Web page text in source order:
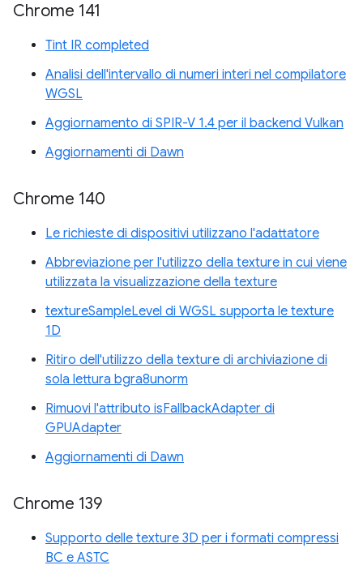
Chrome 141
Tint IR completed
Analisi dell'intervallo di numeri interi nel compilatore
WGSL
Aggiornamento di SPIR-V 1.4 per il backend Vulkan
Aggiornamenti di Dawn
Chrome 140
Le richieste di dispositivi utilizzano l'adattatore
Abbreviazione per l'utilizzo della texture in cui viene
utilizzata la visualizzazione della texture
textureSampleLevel di WGSL supporta le texture
1D
Ritiro dell'utilizzo della texture di archiviazione di
sola lettura bgra8unorm
Rimuovi l'attributo isFallbackAdapter di
GPUAdapter
Aggiornamenti di Dawn
Chrome 139
Supporto delle texture 3D per i formati compressi
BC e ASTC